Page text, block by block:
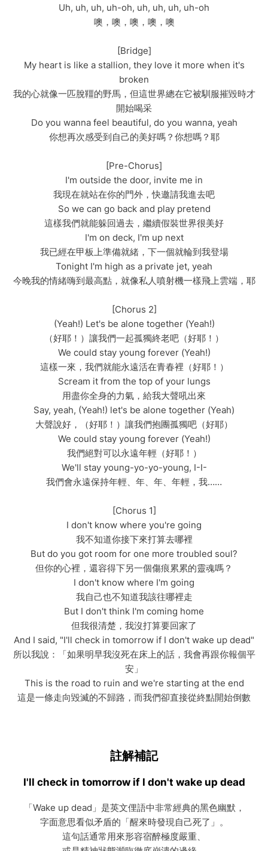
Uh, uh, uh, uh-oh, uh, uh, uh, uh-oh
噢，噢，噢，噢，噢
[Bridge]
My heart is like a stallion, they love it more when it's
broken
我的心就像一匹脫韁的野馬，但這世界總在它被馴服摧毀時才
開始喝采
Do you wanna feel beautiful, do you wanna, yeah
你想再次感受到自己的美好嗎？你想嗎？耶
[Pre-Chorus]
I'm outside the door, invite me in
我現在就站在你的門外，快邀請我進去吧
So we can go back and play pretend
這樣我們就能躲回過去，繼續假裝世界很美好
I'm on deck, I'm up next
我已經在甲板上準備就緒，下一個就輪到我登場
Tonight I'm high as a private jet, yeah
今晚我的情緒嗨到最高點，就像私人噴射機一樣飛上雲端，耶
[Chorus 2]
(Yeah!) Let's be alone together (Yeah!)
（好耶！）讓我們一起孤獨終老吧（好耶！）
We could stay young forever (Yeah!)
這樣一來，我們就能永遠活在青春裡（好耶！）
Scream it from the top of your lungs
用盡你全身的力氣，給我大聲吼出來
Say, yeah, (Yeah!) let's be alone together (Yeah)
大聲說好，（好耶！）讓我們抱團孤獨吧（好耶）
We could stay young forever (Yeah!)
我們絕對可以永遠年輕（好耶！）
We'll stay young-yo-yo-young, I-I-
我們會永遠保持年輕、年、年、年輕，我……
[Chorus 1]
I don't know where you're going
我不知道你接下來打算去哪裡
But do you got room for one more troubled soul?
但你的心裡，還容得下另一個傷痕累累的靈魂嗎？
I don't know where I'm going
我自己也不知道我該往哪裡走
But I don't think I'm coming home
但我很清楚，我沒打算要回家了
And I said, "I'll check in tomorrow if I don't wake up dead"
所以我說：「如果明早我沒死在床上的話，我會再跟你報個平
安」
This is the road to ruin and we're starting at the end
這是一條走向毀滅的不歸路，而我們卻直接從終點開始倒數
註解補記
I'll check in tomorrow if I don't wake up dead
「Wake up dead」是英文俚語中非常經典的黑色幽默，
字面意思看似矛盾的「醒來時發現自己死了」。
這句話通常用來形容宿醉極度嚴重、